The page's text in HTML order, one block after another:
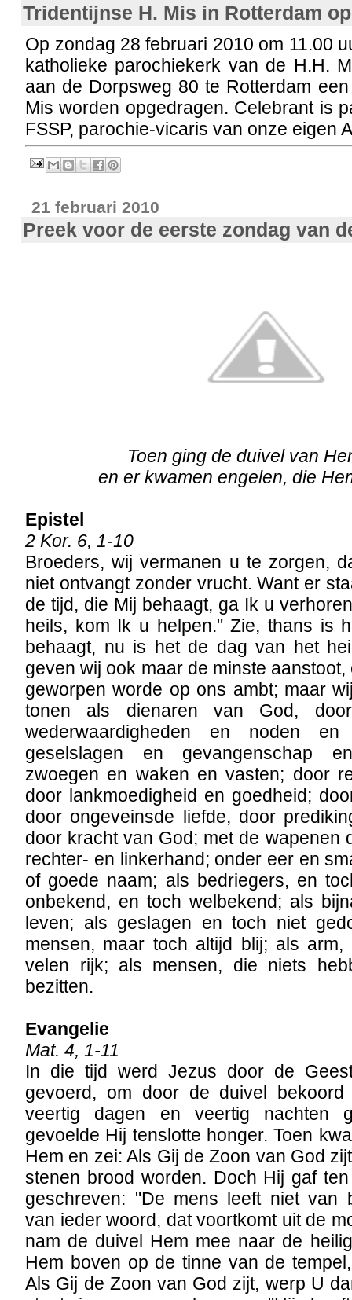
Tridentijnse H. Mis in Rotterdam
Op zondag 28 februari 2010 om 11.00
katholieke parochiekerk van de H.H.
aan de Dorpsweg 80 te Rotterdam
Mis worden opgedragen. Celebrant is
FSSP, parochie-vicaris van onze eigen
21 februari 2010
Preek voor de eerste zondag van
Toen ging de duivel van
en er kwamen engelen, die
Epistel
2 Kor. 6, 1-10
Broeders, wij vermanen u te zorgen,
niet ontvangt zonder vrucht. Want er
de tijd, die Mij behaagt, ga Ik u
heils, kom Ik u helpen." Zie, thans is
behaagt, nu is het de dag van het
geven wij ook maar de minste
geworpen worde op ons ambt; maar
tonen als dienaren van God,
wederwaardigheden en noden en
geselslagen en gevangenschap
zwoegen en waken en vasten; door
door lankmoedigheid en goedheid;
door ongeveinsde liefde, door
door kracht van God; met de wapenen
rechter- en linkerhand; onder eer en
of goede naam; als bedriegers, en
onbekend, en toch welbekend; als
leven; als geslagen en toch niet
mensen, maar toch altijd blij; als
velen rijk; als mensen, die niets
bezitten.
Evangelie
Mat. 4, 1-11
In die tijd werd Jezus door de
gevoerd, om door de duivel
veertig dagen en veertig nachten
gevoelde Hij tenslotte honger. Toen
Hem en zei: Als Gij de Zoon van God
stenen brood worden. Doch Hij gaf
geschreven: "De mens leeft niet van
van ieder woord, dat voortkomt uit de
nam de duivel Hem mee naar de
Hem boven op de tinne van de
Als Gij de Zoon van God zijt, werp U